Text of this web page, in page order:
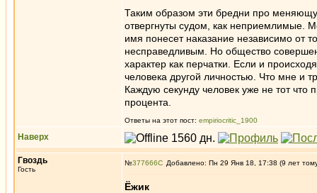
Таким образом эти бредни про
отвергнуты судом, как неприемлимые.
имя понесет наказание независимо от
несправедливым. Но общество
характер как перчатки. Если и
человека другой личностью. Что мне и
Каждую секунду человек уже не тот
процента.
Ответы на этот пост: empiriocritic_1900
Наверх
Гвоздь
Гость
№377666 Добавлено: Пн 29 Янв 18, 17:38 (9 лет
Ёжик